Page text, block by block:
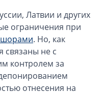
Латвии и других
ограничения при
. Но, как
связаны не с
контролем за
отнесения на